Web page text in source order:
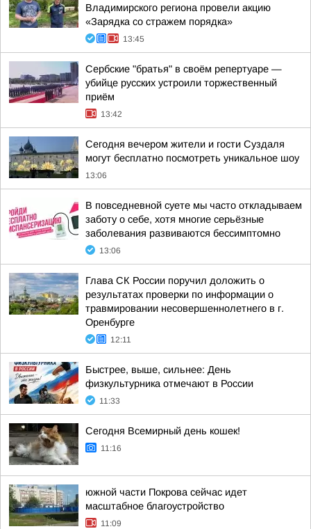
Владимирского региона провели акцию
«Зарядка со стражем порядка»
13:45
Сербские "братья" в своём репертуаре —
убийце русских устроили торжественный
приём
13:42
Сегодня вечером жители и гости Суздаля
могут бесплатно посмотреть уникальное шоу
13:06
В повседневной суете мы часто откладываем
заботу о себе, хотя многие серьёзные
заболевания развиваются бессимптомно
13:06
Глава СК России поручил доложить о
результатах проверки по информации о
травмировании несовершеннолетнего в г.
Оренбурге
12:11
Быстрее, выше, сильнее: День
физкультурника отмечают в России
11:33
Сегодня Всемирный день кошек!
11:16
южной части Покрова сейчас идет
масштабное благоустройство
11:09